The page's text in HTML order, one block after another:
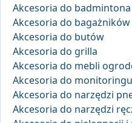
Akcesoria do badmintona
Akcesoria do bagażników
Akcesoria do butów
Akcesoria do grilla
Akcesoria do mebli
Akcesoria do monitoringu
Akcesoria do narzędzi
Akcesoria do narzędzi